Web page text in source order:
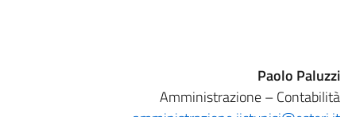
Paolo Paluzzi
Amministrazione – Contabilità